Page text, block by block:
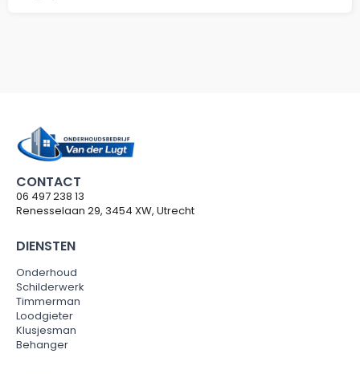
CONTACT
06 497 238 13
Renesselaan 29, 3454 XW, Utrecht
DIENSTEN
Onderhoud
Schilderwerk
Timmerman
Loodgieter
Klusjesman
Behanger